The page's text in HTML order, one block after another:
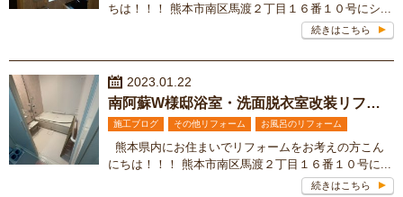
ちは！！！ 熊本市南区馬渡２丁目１６番１０号にシ...
続きはこちら
2023.01.22
南阿蘇W様邸浴室・洗面脱衣室改装リフォーム工事
施工ブログ その他リフォーム お風呂のリフォーム
熊本県内にお住まいでリフォームをお考えの方こん
にちは！！！ 熊本市南区馬渡２丁目１６番１０号に...
続きはこちら